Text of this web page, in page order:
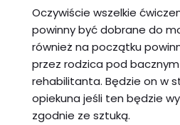
Oczywiście wszelkie
powinny być dobrane do
również na początku
przez rodzica pod
rehabilitanta. Będzie on w
opiekuna jeśli ten będzie
zgodnie ze sztuką.